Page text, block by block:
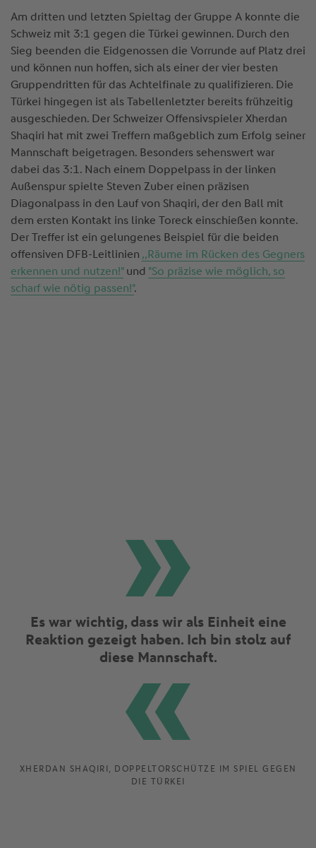
Am dritten und letzten Spieltag der Gruppe A konnte die
Schweiz mit 3:1 gegen die Türkei gewinnen. Durch den
Sieg beenden die Eidgenossen die Vorrunde auf Platz drei
und können nun hoffen, sich als einer der vier besten
Gruppendritten für das Achtelfinale zu qualifizieren. Die
Türkei hingegen ist als Tabellenletzter bereits frühzeitig
ausgeschieden. Der Schweizer Offensivspieler Xherdan
Shaqiri hat mit zwei Treffern maßgeblich zum Erfolg seiner
Mannschaft beigetragen. Besonders sehenswert war
dabei das 3:1. Nach einem Doppelpass in der linken
Außenspur spielte Steven Zuber einen präzisen
Diagonalpass in den Lauf von Shaqiri, der den Ball mit
dem ersten Kontakt ins linke Toreck einschießen konnte.
Der Treffer ist ein gelungenes Beispiel für die beiden
offensiven DFB-Leitlinien ,,Räume im Rücken des Gegners
erkennen und nutzen!"und "So präzise wie möglich, so
scharf wie nötig passen!".
Es war wichtig, dass wir als Einheit eine
Reaktion gezeigt haben. Ich bin stolz auf
diese Mannschaft.
XHERDAN SHAQIRI, DOPPELTORSCHÜTZE IM SPIEL GEGEN
DIE TÜRKEI